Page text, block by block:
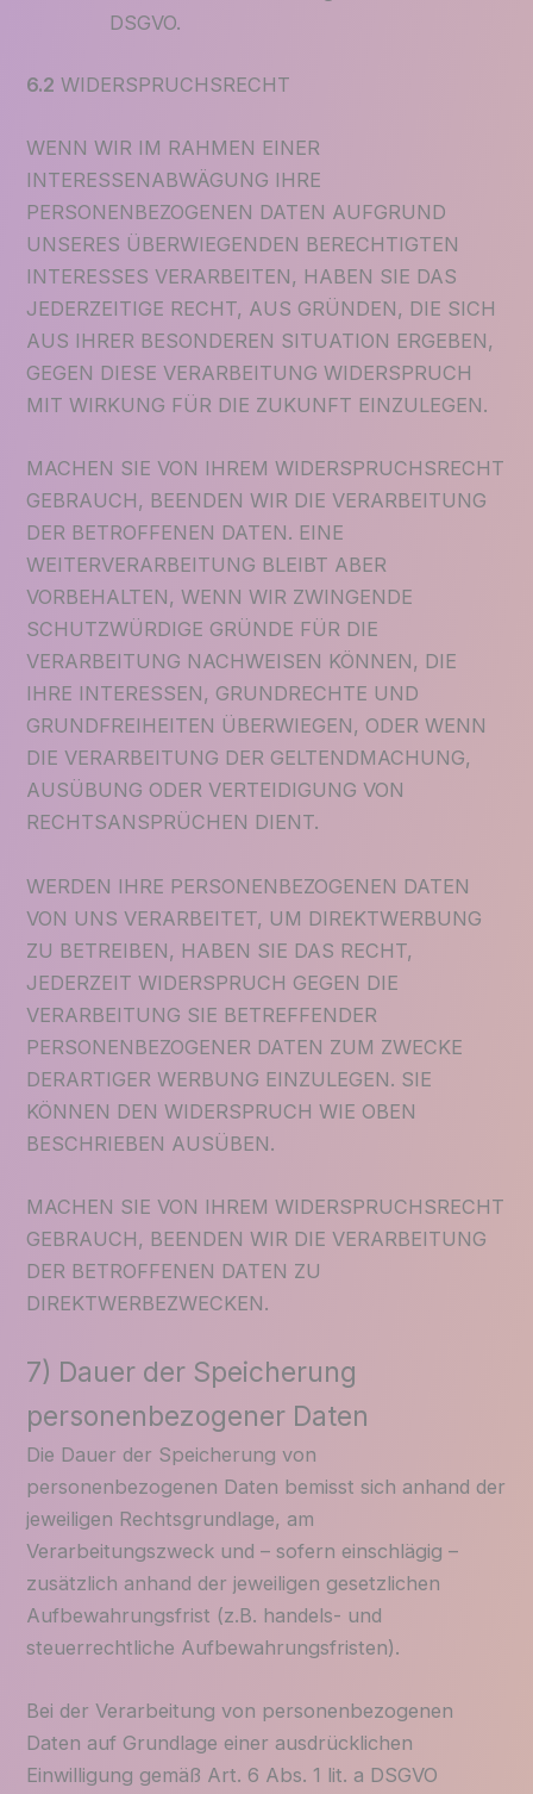
DSGVO.
6.2 WIDERSPRUCHSRECHT
WENN WIR IM RAHMEN EINER
INTERESSENABWÄGUNG IHRE
PERSONENBEZOGENEN DATEN AUFGRUND
UNSERES ÜBERWIEGENDEN BERECHTIGTEN
INTERESSES VERARBEITEN, HABEN SIE DAS
JEDERZEITIGE RECHT, AUS GRÜNDEN, DIE SICH
AUS IHRER BESONDEREN SITUATION ERGEBEN,
GEGEN DIESE VERARBEITUNG WIDERSPRUCH
MIT WIRKUNG FÜR DIE ZUKUNFT EINZULEGEN.
MACHEN SIE VON IHREM WIDERSPRUCHSRECHT
GEBRAUCH, BEENDEN WIR DIE VERARBEITUNG
DER BETROFFENEN DATEN. EINE
WEITERVERARBEITUNG BLEIBT ABER
VORBEHALTEN, WENN WIR ZWINGENDE
SCHUTZWÜRDIGE GRÜNDE FÜR DIE
VERARBEITUNG NACHWEISEN KÖNNEN, DIE
IHRE INTERESSEN, GRUNDRECHTE UND
GRUNDFREIHEITEN ÜBERWIEGEN, ODER WENN
DIE VERARBEITUNG DER GELTENDMACHUNG,
AUSÜBUNG ODER VERTEIDIGUNG VON
RECHTSANSPRÜCHEN DIENT.
WERDEN IHRE PERSONENBEZOGENEN DATEN
VON UNS VERARBEITET, UM DIREKTWERBUNG
ZU BETREIBEN, HABEN SIE DAS RECHT,
JEDERZEIT WIDERSPRUCH GEGEN DIE
VERARBEITUNG SIE BETREFFENDER
PERSONENBEZOGENER DATEN ZUM ZWECKE
DERARTIGER WERBUNG EINZULEGEN. SIE
KÖNNEN DEN WIDERSPRUCH WIE OBEN
BESCHRIEBEN AUSÜBEN.
MACHEN SIE VON IHREM WIDERSPRUCHSRECHT
GEBRAUCH, BEENDEN WIR DIE VERARBEITUNG
DER BETROFFENEN DATEN ZU
DIREKTWERBEZWECKEN.
7) Dauer der Speicherung
personenbezogener Daten
Die Dauer der Speicherung von
personenbezogenen Daten bemisst sich anhand der
jeweiligen Rechtsgrundlage, am
Verarbeitungszweck und – sofern einschlägig –
zusätzlich anhand der jeweiligen gesetzlichen
Aufbewahrungsfrist (z.B. handels- und
steuerrechtliche Aufbewahrungsfristen).
Bei der Verarbeitung von personenbezogenen
Daten auf Grundlage einer ausdrücklichen
Einwilligung gemäß Art. 6 Abs. 1 lit. a DSGVO